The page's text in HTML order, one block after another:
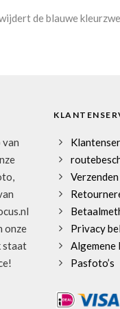
de blauwe
onze
staat
Privacy
Pasfoto’s